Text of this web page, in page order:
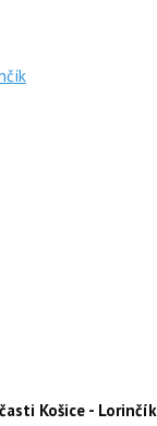
Košice - Lorinčík